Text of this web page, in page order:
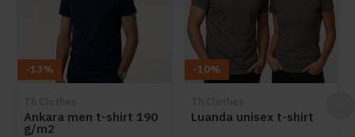
-13%
Ankara men t-shirt 190
g/m2
-10%
Luanda unisex t-shirt